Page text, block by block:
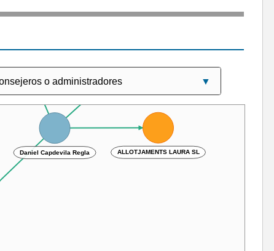
Daniel Capdevila Regla
ALLOTJAMENTS LAURA SL